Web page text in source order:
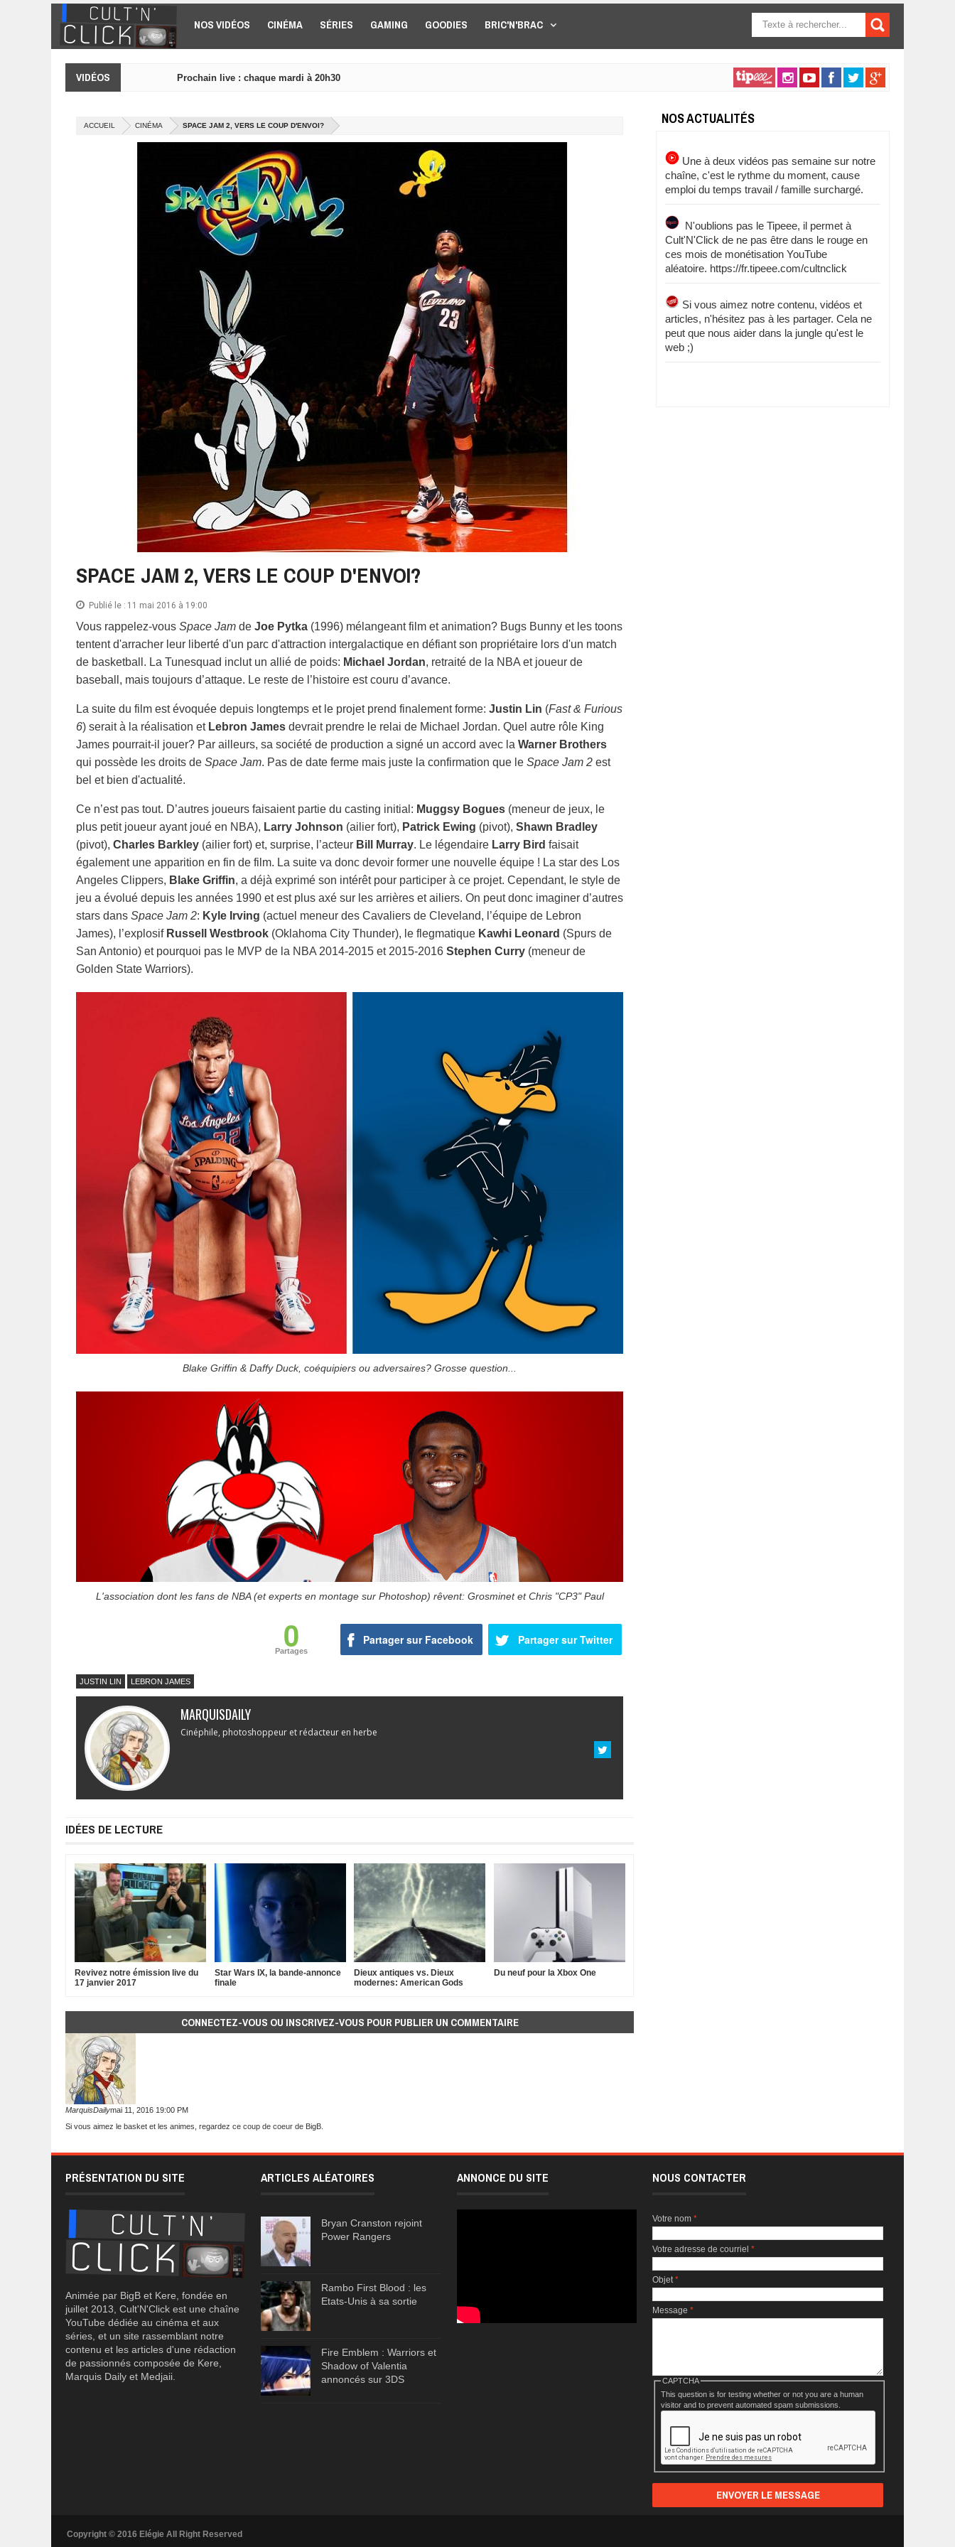
Aller au contenu principal
NOS VIDÉOS CINÉMA SÉRIES GAMING GOODIES BRIC'N'BRAC
FORMULAIRE DE
RECHERCHE
VIDÉOS Prochain live : chaque mardi à 20h30
ACCUEIL CINÉMA SPACE JAM 2, VERS LE COUP D'ENVOI?
SPACE JAM 2, VERS LE COUP D'ENVOI?
Publié le : 11 mai 2016 à 19:00
Vous rappelez-vous Space Jam de Joe Pytka (1996) mélangeant film et animation? Bugs Bunny et les toons
tentent d'arracher leur liberté d'un parc d'attraction intergalactique en défiant son propriétaire lors d'un match
de basketball. La Tunesquad inclut un allié de poids: Michael Jordan, retraité de la NBA et joueur de
baseball, mais toujours d’attaque. Le reste de l’histoire est couru d’avance.
La suite du film est évoquée depuis longtemps et le projet prend finalement forme: Justin Lin (Fast & Furious
6) serait à la réalisation et Lebron James devrait prendre le relai de Michael Jordan. Quel autre rôle King
James pourrait-il jouer? Par ailleurs, sa société de production a signé un accord avec la Warner Brothers
qui possède les droits de Space Jam. Pas de date ferme mais juste la confirmation que le Space Jam 2 est
bel et bien d'actualité.
Ce n’est pas tout. D’autres joueurs faisaient partie du casting initial: Muggsy Bogues (meneur de jeux, le
plus petit joueur ayant joué en NBA), Larry Johnson (ailier fort), Patrick Ewing (pivot), Shawn Bradley
(pivot), Charles Barkley (ailier fort) et, surprise, l’acteur Bill Murray. Le légendaire Larry Bird faisait
également une apparition en fin de film. La suite va donc devoir former une nouvelle équipe ! La star des Los
Angeles Clippers, Blake Griffin, a déjà exprimé son intérêt pour participer à ce projet. Cependant, le style de
jeu a évolué depuis les années 1990 et est plus axé sur les arrières et ailiers. On peut donc imaginer d’autres
stars dans Space Jam 2: Kyle Irving (actuel meneur des Cavaliers de Cleveland, l’équipe de Lebron
James), l’explosif Russell Westbrook (Oklahoma City Thunder), le flegmatique Kawhi Leonard (Spurs de
San Antonio) et pourquoi pas le MVP de la NBA 2014-2015 et 2015-2016 Stephen Curry (meneur de
Golden State Warriors).
Blake Griffin & Daffy Duck, coéquipiers ou adversaires? Grosse question...
L'association dont les fans de NBA (et experts en montage sur Photoshop) rêvent: Grosminet et Chris "CP3" Paul
0
Partages
Partager sur Facebook Partager sur Twitter
JUSTIN LIN LEBRON JAMES
MARQUISDAILY
Cinéphile, photoshoppeur et rédacteur en herbe
IDÉES DE LECTURE
Revivez notre émission live du
17 janvier 2017
Star Wars IX, la bande-annonce
finale
Dieux antiques vs. Dieux
modernes: American Gods
Du neuf pour la Xbox One
CONNECTEZ-VOUS OU INSCRIVEZ-VOUS POUR PUBLIER UN COMMENTAIRE
MarquisDailymai 11, 2016 19:00 PM
Si vous aimez le basket et les animes, regardez ce coup de coeur de BigB.
NOS ACTUALITÉS
Une à deux vidéos pas semaine sur notre
chaîne, c'est le rythme du moment, cause
emploi du temps travail / famille surchargé.
N'oublions pas le Tipeee, il permet à
Cult'N'Click de ne pas être dans le rouge en
ces mois de monétisation YouTube
aléatoire. https://fr.tipeee.com/cultnclick
Si vous aimez notre contenu, vidéos et
articles, n'hésitez pas à les partager. Cela ne
peut que nous aider dans la jungle qu'est le
web ;)
PRÉSENTATION DU SITE
Animée par BigB et Kere, fondée en
juillet 2013, Cult'N'Click est une chaîne
YouTube dédiée au cinéma et aux
séries, et un site rassemblant notre
contenu et les articles d'une rédaction
de passionnés composée de Kere,
Marquis Daily et Medjaii.
ARTICLES ALÉATOIRES
Bryan Cranston rejoint
Power Rangers
Rambo First Blood : les
Etats-Unis à sa sortie
Fire Emblem : Warriors et
Shadow of Valentia
annoncés sur 3DS
ANNONCE DU SITE NOUS CONTACTER
Votre nom*
Votre adresse de courriel*
Objet*
Message*
CAPTCHA
This question is for testing whether or not you are a human
visitor and to prevent automated spam submissions.
Copyright © 2016 Elégie All Right Reserved